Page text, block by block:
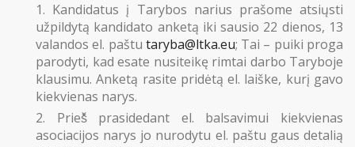
Kandidatus į Tarybos narius prašome atsiųsti
užpildytą kandidato anketą iki sausio 22 dienos, 13
valandos el. paštu taryba@ltka.eu; Tai – puiki proga
parodyti, kad esate nusiteikę rimtai darbo Taryboje
klausimu. Anketą rasite pridėtą el. laiške, kurį gavo
kiekvienas narys.
Prieš̌ prasidedant el. balsavimui kiekvienas
asociacijos narys jo nurodytu el. paštu gaus detalią